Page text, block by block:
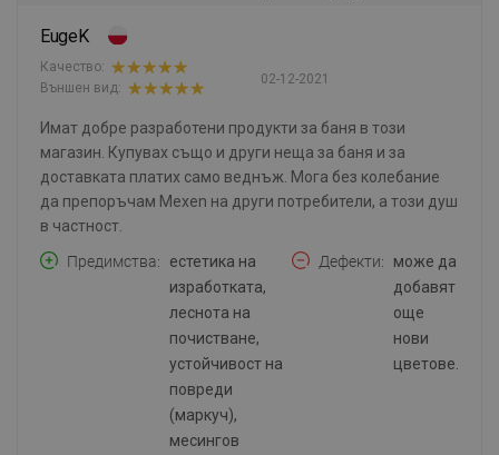
EugeK
02-12-2021
Качество:
Външен вид:
Имат добре разработени продукти за баня в този
магазин. Купувах също и други неща за баня и за
доставката платих само веднъж. Мога без колебание
да препоръчам Mexen на други потребители, а този душ
в частност.
Предимства
естетика на
изработката,
леснота на
почистване,
устойчивост на
повреди
(маркуч),
месингов
Дефекти
може да
добавят
още
нови
цветове.